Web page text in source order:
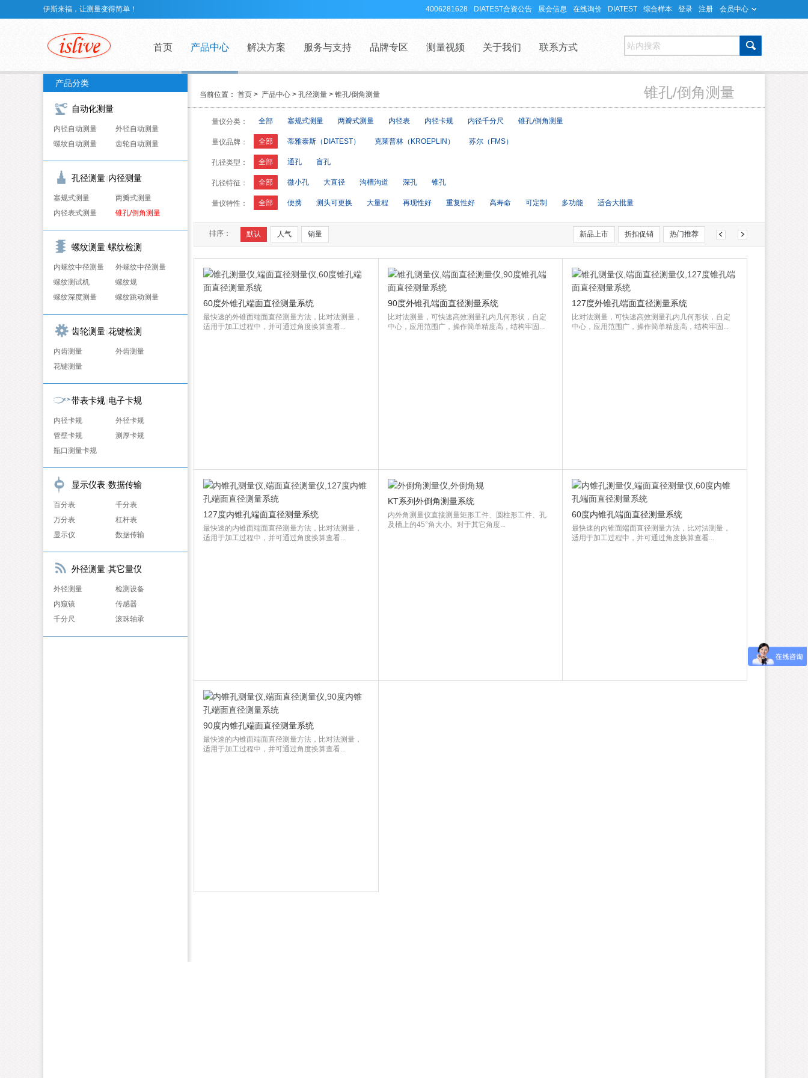
伊斯来福，让测量变得简单！ 4006281628 DIATEST合资公告 展会信息 在线询价 DIATEST 综合样本 登录 注册 会员中心
首页 产品中心 解决方案 服务与支持 品牌专区 测量视频 关于我们 联系方式 站内搜索
产品分类
自动化测量
内径自动测量
外径自动测量
螺纹自动测量
齿轮自动测量
孔径测量 内径测量
塞规式测量
两瓣式测量
内径表式测量
锥孔/倒角测量
螺纹测量 螺纹检测
内螺纹中径测量
外螺纹中径测量
螺纹测试机
螺纹规
螺纹深度测量
螺纹跳动测量
齿轮测量 花键检测
内齿测量
外齿测量
花键测量
带表卡规 电子卡规
内径卡规
外径卡规
管壁卡规
测厚卡规
瓶口测量卡规
显示仪表 数据传输
百分表
千分表
万分表
杠杆表
显示仪
数据传输
外径测量 其它量仪
外径测量
检测设备
内窥镜
传感器
千分尺
滚珠轴承
当前位置： 首页 > 产品中心 > 孔径测量 > 锥孔/倒角测量 锥孔/倒角测量
量仪分类： 全部 塞规式测量 两瓣式测量 内径表 内径卡规 内径千分尺 锥孔/倒角测量
量仪品牌： 全部 蒂雅泰斯（DIATEST） 克莱普林（KROEPLIN） 苏尔（FMS）
孔径类型： 全部 通孔 盲孔
孔径特征： 全部 微小孔 大直径 沟槽沟道 深孔 锥孔
量仪特性： 全部 便携 测头可更换 大量程 再现性好 重复性好 高寿命 可定制 多功能 适合大批量
排序： 默认 人气 销量 新品上市 折扣促销 热门推荐
60度外锥孔端面直径测量系统
最快速的外锥面端面直径测量方法，比对法测量，
适用于加工过程中，并可通过角度换算查看...
90度外锥孔端面直径测量系统
比对法测量，可快速高效测量孔内几何形状，自定
中心，应用范围广，操作简单精度高，结构牢固...
127度外锥孔端面直径测量系统
比对法测量，可快速高效测量孔内几何形状，自定
中心，应用范围广，操作简单精度高，结构牢固...
127度内锥孔端面直径测量系统
最快速的内锥面端面直径测量方法，比对法测量，
适用于加工过程中，并可通过角度换算查看...
KT系列外倒角测量系统
内外角测量仪直接测量矩形工件、圆柱形工件、孔
及槽上的45°角大小。对于其它角度...
60度内锥孔端面直径测量系统
最快速的内锥面端面直径测量方法，比对法测量，
适用于加工过程中，并可通过角度换算查看...
90度内锥孔端面直径测量系统
最快速的内锥面端面直径测量方法，比对法测量，
适用于加工过程中，并可通过角度换算查看...